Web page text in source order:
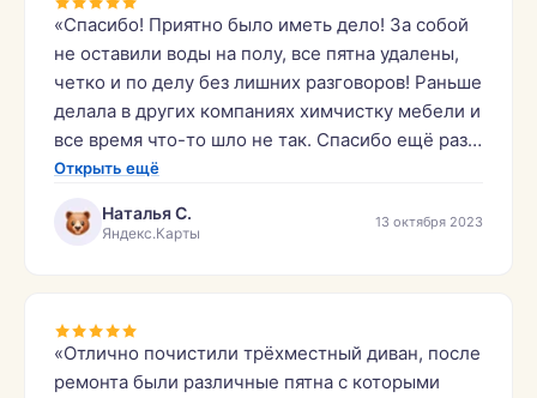
«Спасибо! Приятно было иметь дело! За собой
не оставили воды на полу, все пятна удалены,
четко и по делу без лишних разговоров! Раньше
делала в других компаниях химчистку мебели и
все время что-то шло не так. Спасибо ещё раз,
обязательно буду обращаться ещё!»
Открыть ещё
Наталья С.
Яндекс.Карты
13 октября 2023
«Отлично почистили трёхместный диван, после
ремонта были различные пятна с которыми